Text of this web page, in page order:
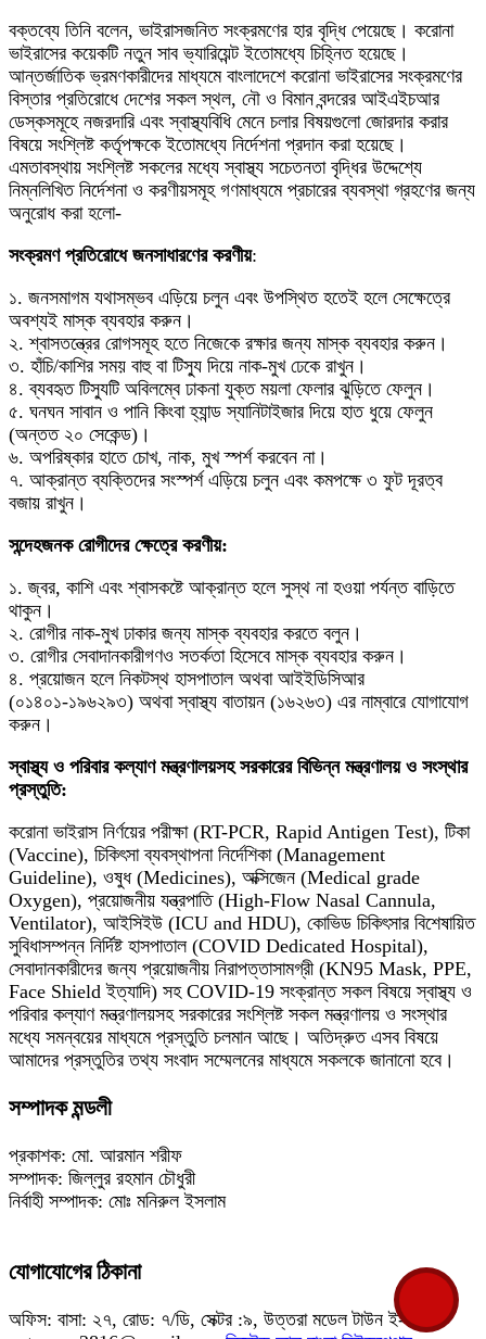
বক্তব্যে তিনি বলেন, ভাইরাসজনিত সংক্রমণের হার বৃদ্ধি পেয়েছে। করোনা
ভাইরাসের কয়েকটি নতুন সাব ভ্যারিয়েন্ট ইতোমধ্যে চিহ্নিত হয়েছে।
আন্তর্জাতিক ভ্রমণকারীদের মাধ্যমে বাংলাদেশে করোনা ভাইরাসের সংক্রমণের
বিস্তার প্রতিরোধে দেশের সকল স্থল, নৌ ও বিমান বন্দরের আইএইচআর
ডেস্কসমূহে নজরদারি এবং স্বাস্থ্যবিধি মেনে চলার বিষয়গুলো জোরদার করার
বিষয়ে সংশ্লিষ্ট কর্তৃপক্ষকে ইতোমধ্যে নির্দেশনা প্রদান করা হয়েছে।
এমতাবস্থায় সংশ্লিষ্ট সকলের মধ্যে স্বাস্থ্য সচেতনতা বৃদ্ধির উদ্দেশ্যে
নিম্নলিখিত নির্দেশনা ও করণীয়সমূহ গণমাধ্যমে প্রচারের ব্যবস্থা গ্রহণের জন্য
অনুরোধ করা হলো-
সংক্রমণ প্রতিরোধে জনসাধারণের করণীয়:
১. জনসমাগম যথাসম্ভব এড়িয়ে চলুন এবং উপস্থিত হতেই হলে সেক্ষেত্রে
অবশ্যই মাস্ক ব্যবহার করুন।
২. শ্বাসতন্ত্রের রোগসমূহ হতে নিজেকে রক্ষার জন্য মাস্ক ব্যবহার করুন।
৩. হাঁচি/কাশির সময় বাহু বা টিস্যু দিয়ে নাক-মুখ ঢেকে রাখুন।
৪. ব্যবহৃত টিস্যুটি অবিলম্বে ঢাকনা যুক্ত ময়লা ফেলার ঝুড়িতে ফেলুন।
৫. ঘনঘন সাবান ও পানি কিংবা হ্যান্ড স্যানিটাইজার দিয়ে হাত ধুয়ে ফেলুন
(অন্তত ২০ সেকেন্ড)।
৬. অপরিষ্কার হাতে চোখ, নাক, মুখ স্পর্শ করবেন না।
৭. আক্রান্ত ব্যক্তিদের সংস্পর্শ এড়িয়ে চলুন এবং কমপক্ষে ৩ ফুট দূরত্ব
বজায় রাখুন।
সন্দেহজনক রোগীদের ক্ষেত্রে করণীয়:
১. জ্বর, কাশি এবং শ্বাসকষ্টে আক্রান্ত হলে সুস্থ না হওয়া পর্যন্ত বাড়িতে
থাকুন।
২. রোগীর নাক-মুখ ঢাকার জন্য মাস্ক ব্যবহার করতে বলুন।
৩. রোগীর সেবাদানকারীগণও সতর্কতা হিসেবে মাস্ক ব্যবহার করুন।
৪. প্রয়োজন হলে নিকটস্থ হাসপাতাল অথবা আইইডিসিআর
(০১৪০১-১৯৬২৯৩) অথবা স্বাস্থ্য বাতায়ন (১৬২৬৩) এর নাম্বারে যোগাযোগ
করুন।
স্বাস্থ্য ও পরিবার কল্যাণ মন্ত্রণালয়সহ সরকারের বিভিন্ন মন্ত্রণালয় ও সংস্থার
প্রস্তুতি:
করোনা ভাইরাস নির্ণয়ের পরীক্ষা (RT-PCR, Rapid Antigen Test), টিকা
(Vaccine), চিকিৎসা ব্যবস্থাপনা নির্দেশিকা (Management
Guideline), ওষুধ (Medicines), অক্সিজেন (Medical grade
Oxygen), প্রয়োজনীয় যন্ত্রপাতি (High-Flow Nasal Cannula,
Ventilator), আইসিইউ (ICU and HDU), কোভিড চিকিৎসার বিশেষায়িত
সুবিধাসম্পন্ন নির্দিষ্ট হাসপাতাল (COVID Dedicated Hospital),
সেবাদানকারীদের জন্য প্রয়োজনীয় নিরাপত্তাসামগ্রী (KN95 Mask, PPE,
Face Shield ইত্যাদি) সহ COVID-19 সংক্রান্ত সকল বিষয়ে স্বাস্থ্য ও
পরিবার কল্যাণ মন্ত্রণালয়সহ সরকারের সংশ্লিষ্ট সকল মন্ত্রণালয় ও সংস্থার
মধ্যে সমন্বয়ের মাধ্যমে প্রস্তুতি চলমান আছে। অতিদ্রুত এসব বিষয়ে
আমাদের প্রস্তুতির তথ্য সংবাদ সম্মেলনের মাধ্যমে সকলকে জানানো হবে।
সম্পাদক মন্ডলী
প্রকাশক: মো. আরমান শরীফ
সম্পাদক: জিল্লুর রহমান চৌধুরী
নির্বাহী সম্পাদক: মোঃ মনিরুল ইসলাম
যোগাযোগের ঠিকানা
অফিস: বাসা: ২৭, রোড: ৭/ডি, সেক্টর :৯, উত্তরা মডেল টাউন ই-মেইল: